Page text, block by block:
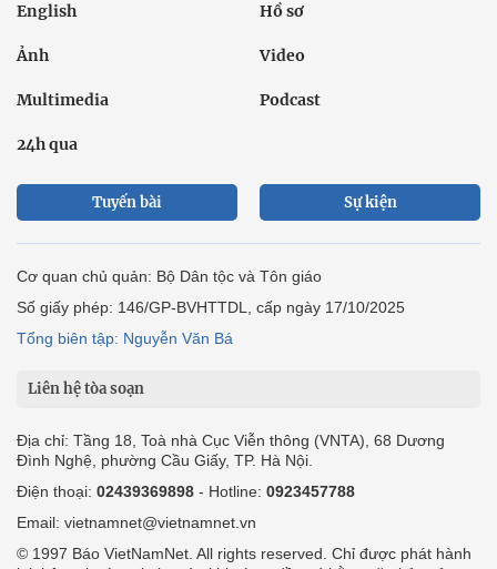
English Hồ sơ
Ảnh Video
Multimedia Podcast
24h qua
Tuyến bài Sự kiện
Cơ quan chủ quản: Bộ Dân tộc và Tôn giáo
Số giấy phép: 146/GP-BVHTTDL, cấp ngày 17/10/2025
Tổng biên tập: Nguyễn Văn Bá
Liên hệ tòa soạn
Địa chỉ: Tầng 18, Toà nhà Cục Viễn thông (VNTA), 68 Dương
Đình Nghệ, phường Cầu Giấy, TP. Hà Nội.
Điện thoại: 02439369898 - Hotline: 0923457788
Email: vietnamnet@vietnamnet.vn
© 1997 Báo VietNamNet. All rights reserved. Chỉ được phát hành